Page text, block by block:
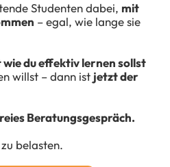
Studenten dabei, mit
– egal, wie lange sie
du effektiv lernen sollst
willst – dann ist jetzt der
Beratungsgespräch.
belasten.